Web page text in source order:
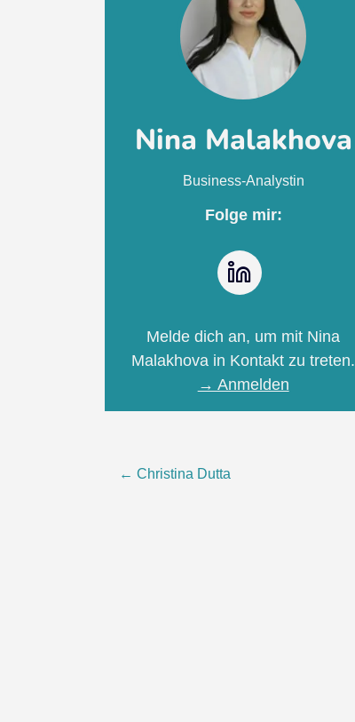
Nina Malakhova
Business-Analystin
Folge mir:
Melde dich an, um mit Nina
Malakhova in Kontakt zu treten.
→ Anmelden
Post
← Christina Dutta